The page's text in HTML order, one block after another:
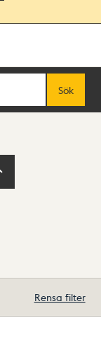
Sök
Rensa filter